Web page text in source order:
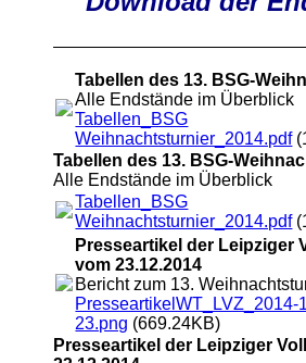
Tabellen des 13. BSG-
Alle Endstände im Überblick
Tabellen_BSG
Weihnachtsturnier_2014.pdf
Tabellen des 13. BSG-
Alle Endstände im Überblick
Tabellen_BSG
Weihnachtsturnier_2014.pdf
Presseartikel der Leipziger
vom 23.12.2014
Bericht zum 13.
PresseartikelWT_LVZ_2014-
23.png (669.24KB)
Presseartikel der Leipziger